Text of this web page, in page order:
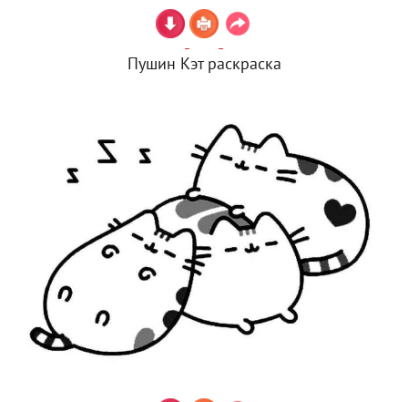
Пушин Кэт раскраска